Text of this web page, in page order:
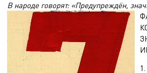
В народе говорят: «Предупреждён,